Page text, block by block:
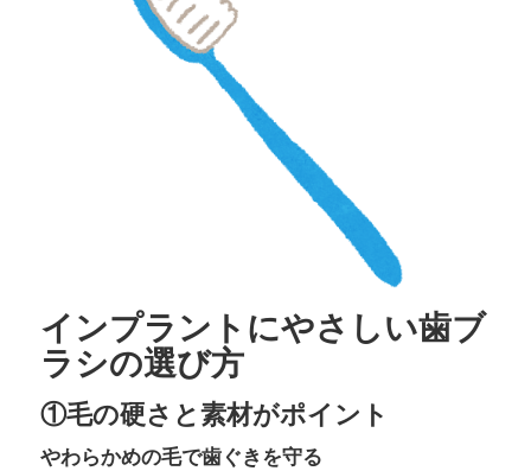
インプラントにやさしい歯ブ
ラシの選び方
①毛の硬さと素材がポイント
やわらかめの毛で歯ぐきを守る